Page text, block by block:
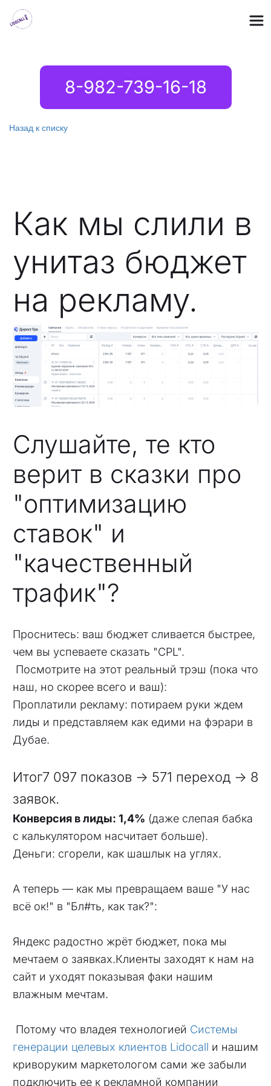
8-982-739-16-18
Назад к списку
Как мы слили в
унитаз бюджет
на рекламу.
Слушайте, те кто
верит в сказки про
"оптимизацию
ставок" и
"качественный
трафик"?
Проснитесь: ваш бюджет сливаетcя быстрее,
чем вы успеваете сказать "CPL".
Посмотрите на этот реальный трэш (пока что
наш, но скорее всего и ваш):
Проплатили рекламу: потираем руки ждем
лиды и представляем как едими на фэрари в
Дубае.
Итог7 097 показов → 571 переход → 8
заявок.
Конверсия в лиды: 1,4% (даже слепая бабка
с калькулятором насчитает больше).
Деньги: сгорели, как шашлык на углях.
А теперь — как мы превращаем ваше "У нас
всё ок!" в "Бл#ть, как так?":
Яндекс радостно жрёт бюджет, пока мы
мечтаем о заявках.Клиенты заходят к нам на
сайт и уходят показывая факи нашим
влажным мечтам.
Потому что владея технологией Системы
генерации целевых клиентов Lidocall и нашим
криворуким маркетологом сами же забыли
подключить ее к рекламной компании